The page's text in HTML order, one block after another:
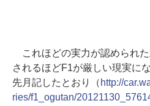
これほどの実力が認められ
されるほどF1が厳しい現実に
先月記したとおり（ http://
ries/f1_ogutan/